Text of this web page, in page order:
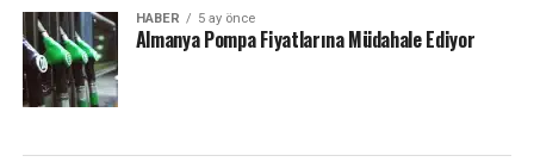
HABER 5 ay önce
Almanya Pompa Fiyatlarına Müdahale Ediyor